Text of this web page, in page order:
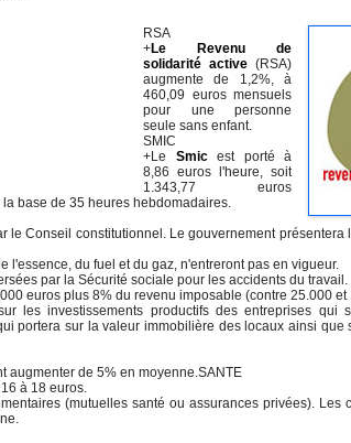
RSA
+Le Revenu de
solidarité active (RSA)
augmente de 1,2%, à
460,09 euros mensuels
pour une personne
seule sans enfant.
SMIC
+Le Smic est porté à
8,86 euros l'heure, soit
1.343,77 euros
base de 35 heures hebdomadaires.
le Conseil constitutionnel. Le gouvernement présentera
l'essence, du fuel et du gaz, n'entreront pas en vigueur.
par la Sécurité sociale pour les accidents du travail.
euros plus 8% du revenu imposable (contre 25.000
les investissements productifs des entreprises qui
portera sur la valeur immobilière des locaux ainsi que
augmenter de 5% en moyenne.SANTE
à 18 euros.
(mutuelles santé ou assurances privées). Les